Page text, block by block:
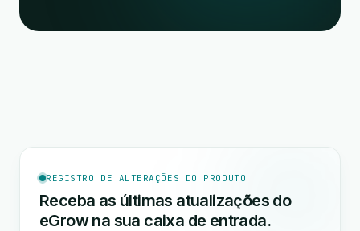
REGISTRO DE ALTERAÇÕES DO PRODUTO
Receba as últimas atualizações do
eGrow na sua caixa de entrada.